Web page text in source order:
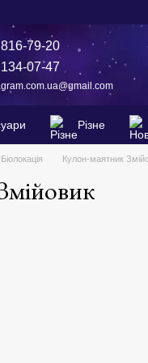
79-20
07-47
Різне
Біолокація Кулон-маятник